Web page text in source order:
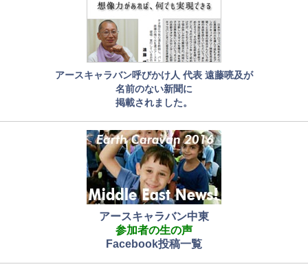
アースキャラバン呼びかけ人 代表 遠藤喨及が
名前のない新聞に
掲載されました。
アースキャラバン中東
参加者の生の声
Facebook投稿一覧